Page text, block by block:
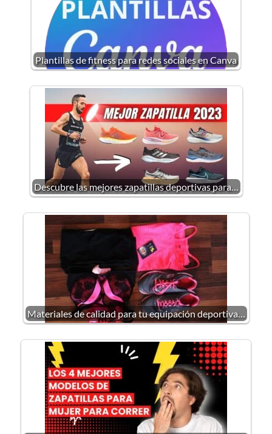
Plantillas de fitness para redes sociales en Canva
Descubre las mejores zapatillas deportivas para…
Materiales de calidad para tu equipación deportiva…